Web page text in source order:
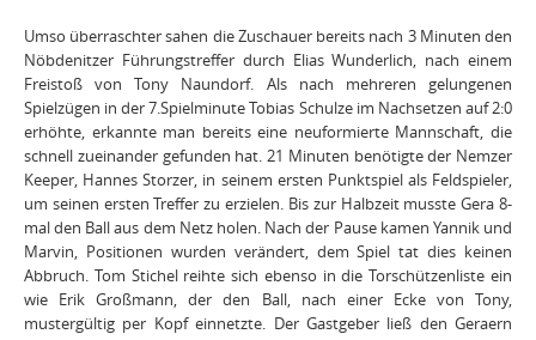
Umso überraschter sahen die Zuschauer bereits nach 3 Minuten den
Nöbdenitzer Führungstreffer durch Elias Wunderlich, nach einem
Freistoß von Tony Naundorf. Als nach mehreren gelungenen
Spielzügen in der 7.Spielminute Tobias Schulze im Nachsetzen auf 2:0
erhöhte, erkannte man bereits eine neuformierte Mannschaft, die
schnell zueinander gefunden hat. 21 Minuten benötigte der Nemzer
Keeper, Hannes Storzer, in seinem ersten Punktspiel als Feldspieler,
um seinen ersten Treffer zu erzielen. Bis zur Halbzeit musste Gera 8-
mal den Ball aus dem Netz holen. Nach der Pause kamen Yannik und
Marvin, Positionen wurden verändert, dem Spiel tat dies keinen
Abbruch. Tom Stichel reihte sich ebenso in die Torschützenliste ein
wie Erik Großmann, der den Ball, nach einer Ecke von Tony,
mustergültig per Kopf einnetzte. Der Gastgeber ließ den Geraern